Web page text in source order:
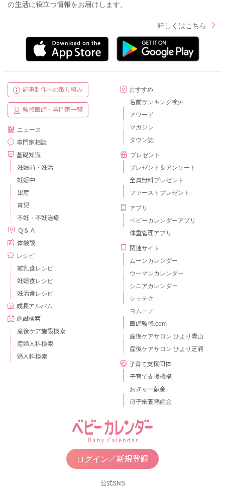
の生活に役立つ情報をお届けします。
詳しくはこちら
記事制作への取り組み
監修医師・専門家一覧
ニュース
専門家相談
基礎知識
妊娠前・妊活
妊娠中
出産
育児
不妊・不妊治療
Ｑ＆Ａ
体験談
レシピ
離乳食レシピ
妊娠食レシピ
妊活食レシピ
成長アルバム
施設検索
産後ケア施設検索
産婦人科検索
婦人科検索
おすすめ
名前ランキング検索
アワード
マガジン
タウン誌
プレゼント
プレゼント＆アンケート
全員無料プレゼント
ファーストプレゼント
アプリ
ベビーカレンダーアプリ
体重管理アプリ
関連サイト
ムーンカレンダー
ウーマンカレンダー
シニアカレンダー
シッテク
ヨムーノ
医師監修.com
産後ケアサロン ひより青山
産後ケアサロン ひより芝浦
子育て支援団体
子育て支援機構
おぎゃー献金
母子栄養懇話会
ログイン／新規登録
公式SNS